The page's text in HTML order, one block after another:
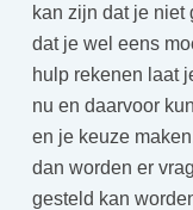
kan zijn dat je niet
dat je wel eens
hulp rekenen laat
nu en daarvoor
en je keuze
dan worden er
gesteld kan